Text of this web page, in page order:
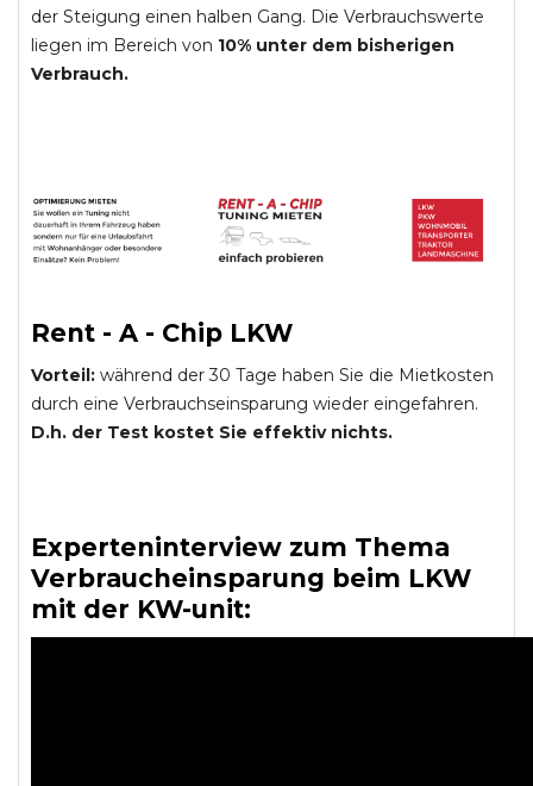
der Steigung einen halben Gang. Die Verbrauchswerte
liegen im Bereich von 10% unter dem bisherigen
Verbrauch.
Rent - A - Chip LKW
Vorteil: während der 30 Tage haben Sie die Mietkosten
durch eine Verbrauchseinsparung wieder eingefahren.
D.h. der Test kostet Sie effektiv nichts.
Experteninterview zum Thema
Verbraucheinsparung beim LKW
mit der KW-unit: